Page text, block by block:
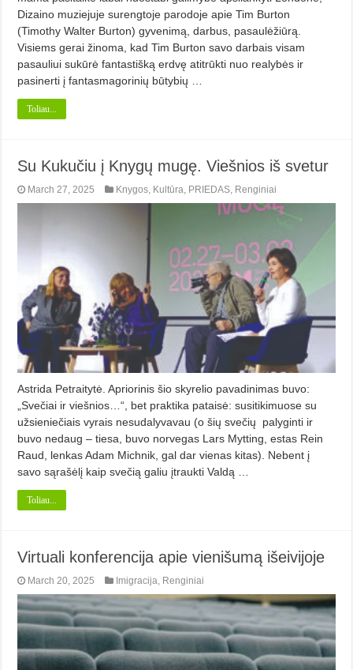
Dizaino muziejuje surengtoje parodoje apie Tim Burton
(Timothy Walter Burton) gyvenimą, darbus, pasaulėžiūrą.
Visiems gerai žinoma, kad Tim Burton savo darbais visam
pasauliui sukūrė fantastišką erdvę atitrūkti nuo realybės ir
pasinerti į fantasmagorinių būtybių …
Toliau...
Su Kukučiu į Knygų mugę. Viešnios iš svetur
March 27, 2025 Knygos, Kultūra, PRIEDAS, Renginiai
Astrida Petraitytė. Apriorinis šio skyrelio pavadinimas buvo:
„Svečiai ir viešnios…“, bet praktika pataisė: susitikimuose su
užsieniečiais vyrais nesudalyvavau (o šių svečių palyginti ir
buvo nedaug – tiesa, buvo norvegas Lars Mytting, estas Rein
Raud, lenkas Adam Michnik, gal dar vienas kitas). Nebent į
savo sąrašėlį kaip svečią galiu įtraukti Valdą …
Toliau...
Virtuali konferencija apie vienišumą išeivijoje
March 20, 2025 Imigracija Renginiai